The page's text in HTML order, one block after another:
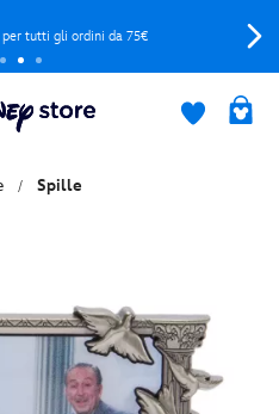
per tutti gli ordini da 75€
Spille